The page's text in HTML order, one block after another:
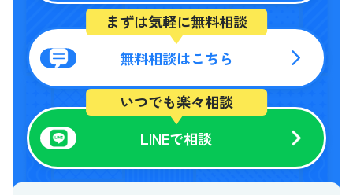
まずは気軽に無料相談
無料相談はこちら
いつでも楽々相談
LINEで相談